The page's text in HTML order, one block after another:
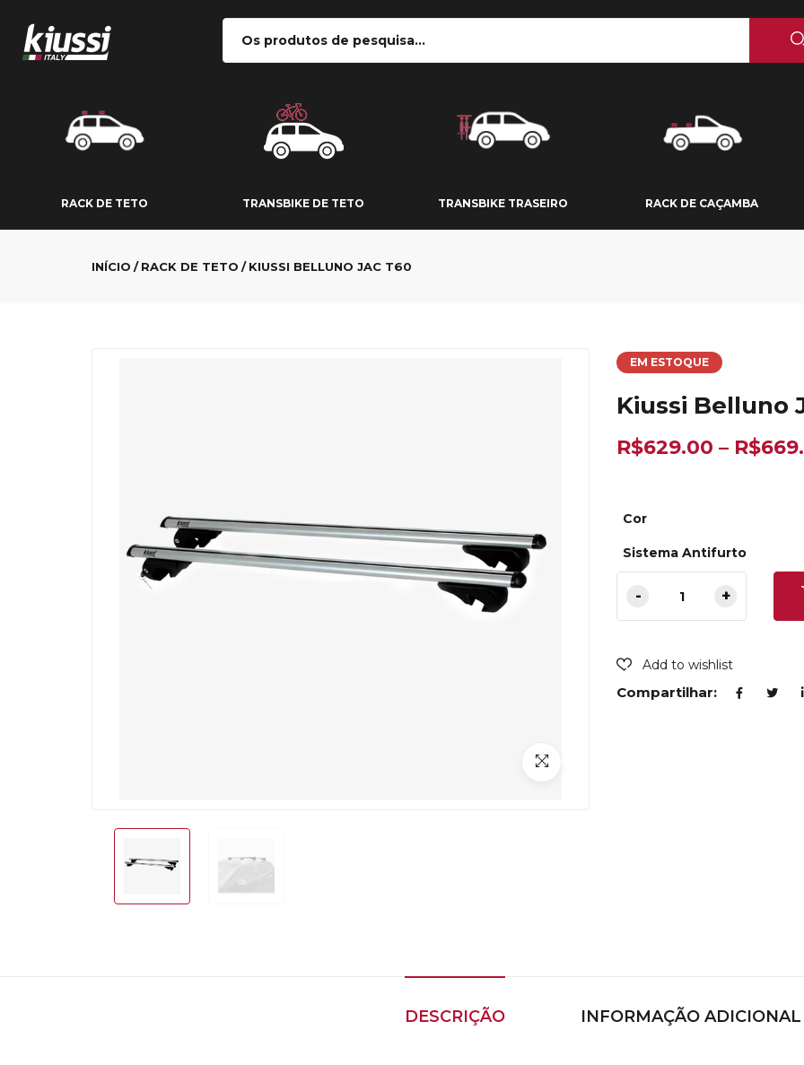
RACK DE TETO TRANSBIKE DE TETO TRANSBIKE TRASEIRO RACK DE CAÇAMBA
TRANSBIKE DE TETO
INÍCIO RACK DE TETO KIUSSI BELLUNO JAC T60
EM ESTOQUE
Kiussi Belluno
R$629.00 – R$
Cor
Sistema Antifurto
Add to wishlist
Compartilhar:
DESCRIÇÃO INFORMAÇÃO ADICIONAL